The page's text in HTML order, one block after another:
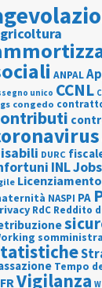
ANPAL
unico CCNL
congedo
DURC
INL
Licenziamento
NASPI PA
RdC Reddito
Tempo
Vigilanza